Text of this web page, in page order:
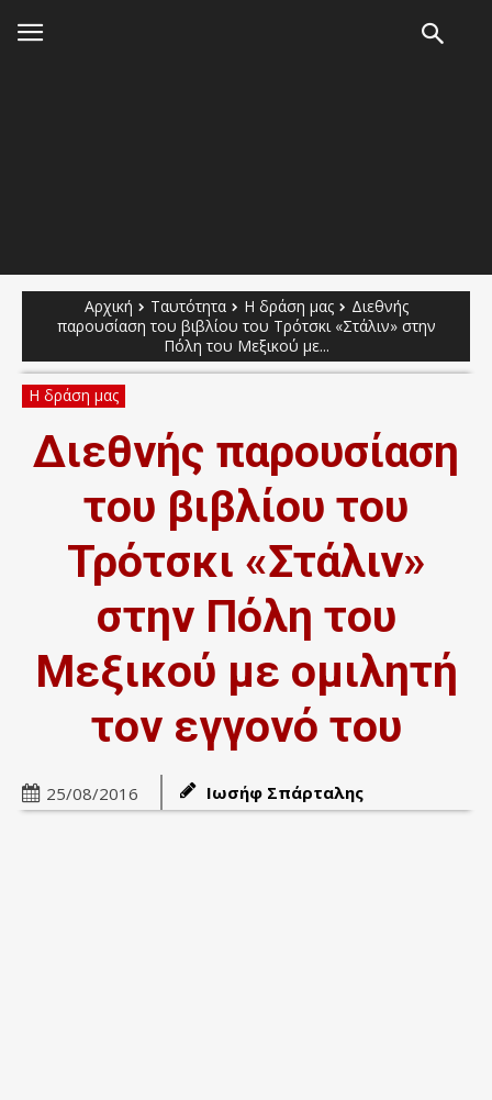
Αρχική Ταυτότητα Η δράση μας
Διεθνής
παρουσίαση του βιβλίου του Τρότσκι «Στάλιν» στην
Πόλη του Μεξικού με...
Η δράση μας
Διεθνής παρουσίαση
του βιβλίου του
Τρότσκι «Στάλιν»
στην Πόλη του
Μεξικού με ομιλητή
τον εγγονό του
25/08/2016 Ιωσήφ Σπάρταλης